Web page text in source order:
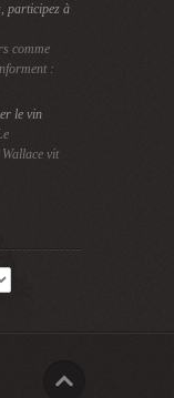
participez à
comme
:
le vin
vit